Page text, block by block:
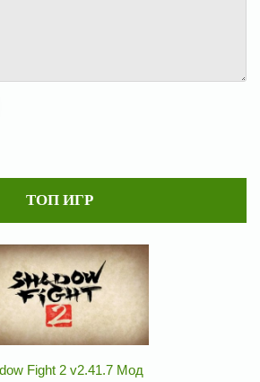
ТОП ИГР
Fight 2 v2.41.7 Мод